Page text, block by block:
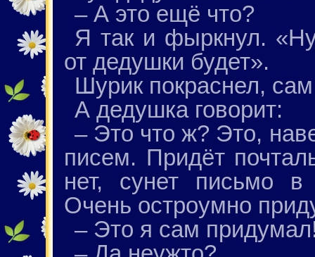
– А это ещё что?
Я так и фыркнул.
от дедушки будет».
Шурик покраснел, сам
А дедушка говорит:
– Это что ж? Это,
писем. Придёт
нет, сунет письмо
Очень остроумно
– Это я сам